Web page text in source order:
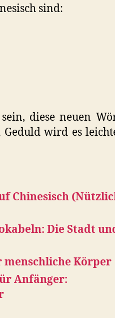
sind:
diese neuen
wird es
Chinesisch
Die Stadt
menschliche Körper
Anfänger: